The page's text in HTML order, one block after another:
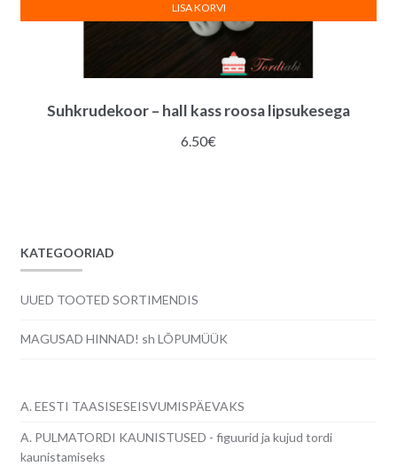
Suhkrudekoor – hall kass roosa lipsukesega
6.50€
LISA KORVI
KATEGOORIAD
UUED TOOTED SORTIMENDIS
MAGUSAD HINNAD! sh LÕPUMÜÜK
A. EESTI TAASISESEISVUMISPÄEVAKS
A. PULMATORDI KAUNISTUSED - figuurid ja kujud tordi
kaunistamiseks